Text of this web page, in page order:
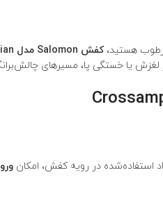
هستید،کفش Salomon مدل Crossamphibian
لغزش یا خستگی پا، مسیرهای
استفاده‌شده در رویه کفش، امکان